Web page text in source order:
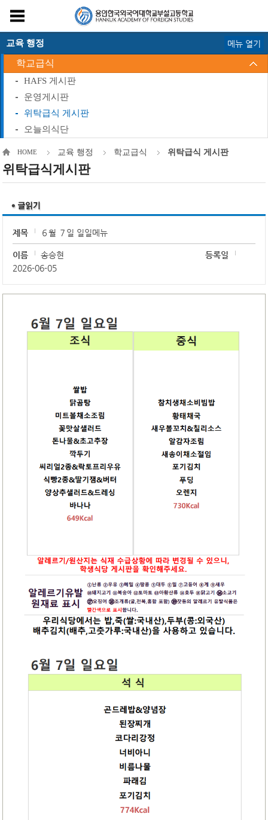
교육 행정
학교급식
HAFS 게시판
운영게시판
위탁급식 게시판
오늘의식단
메뉴 열기
HOME 교육 행정 학교급식 위탁급식 게시판
위탁급식게시판
제목 ６월 ７일 일일메뉴
이름 송승현
등록일
2026-06-05